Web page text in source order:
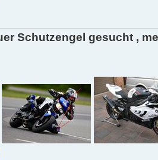
Schutzengel gesucht ,